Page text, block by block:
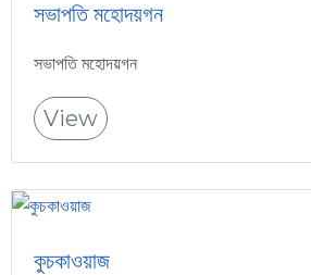
সভাপতি মহোদয়গন
সভাপতি মহোদয়গন
View
কুচকাওয়াজ